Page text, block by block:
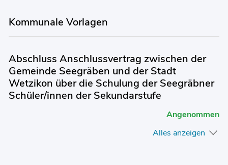
Kommunale Vorlagen
Abschluss Anschlussvertrag zwischen der
Gemeinde Seegräben und der Stadt
Wetzikon über die Schulung der Seegräbner
Schüler/innen der Sekundarstufe
Angenommen
Alles anzeigen